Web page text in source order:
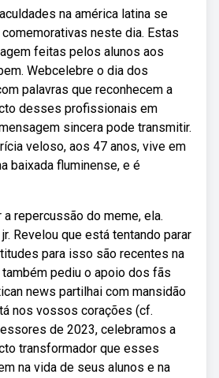
na américa latina se
neste dia. Estas
feitas pelos alunos aos
Webcelebre o dia dos
palavras que reconhecem a
desses profissionais em
sincera pode transmitir.
veloso, aos 47 anos, vive em
baixada fluminense, e é
repercussão do meme, ela.
Revelou que está tentando parar
para isso são recentes na
pediu o apoio dos fãs
news partilhai com mansidão
nos vossos corações (cf.
de 2023, celebramos a
transformador que esses
na vida de seus alunos e na